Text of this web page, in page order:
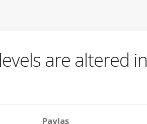
are altered in
Paylaş